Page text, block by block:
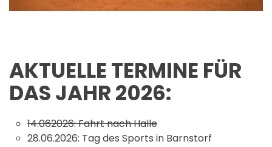
AKTUELLE TERMINE FÜR
DAS JAHR 2026:
14.062026: Fahrt nach Halle
28.06.2026: Tag des Sports in Barnstorf